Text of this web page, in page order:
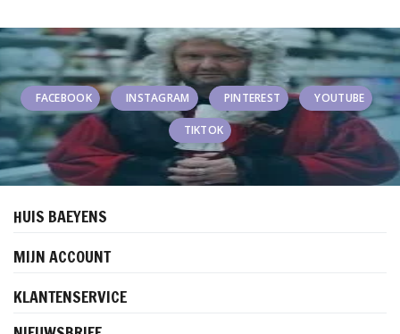
FACEBOOK INSTAGRAM PINTEREST YOUTUBE
TIKTOK
HUIS BAEYENS
MIJN ACCOUNT
KLANTENSERVICE